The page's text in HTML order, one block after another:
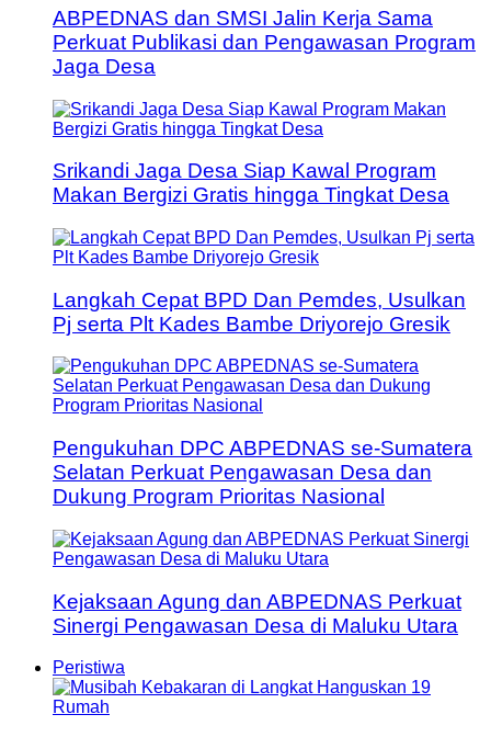
ABPEDNAS dan SMSI Jalin Kerja Sama
Perkuat Publikasi dan Pengawasan Program
Jaga Desa
Srikandi Jaga Desa Siap Kawal Program
Makan Bergizi Gratis hingga Tingkat Desa
Langkah Cepat BPD Dan Pemdes, Usulkan
Pj serta Plt Kades Bambe Driyorejo Gresik
Pengukuhan DPC ABPEDNAS se-Sumatera
Selatan Perkuat Pengawasan Desa dan
Dukung Program Prioritas Nasional
Kejaksaan Agung dan ABPEDNAS Perkuat
Sinergi Pengawasan Desa di Maluku Utara
Peristiwa